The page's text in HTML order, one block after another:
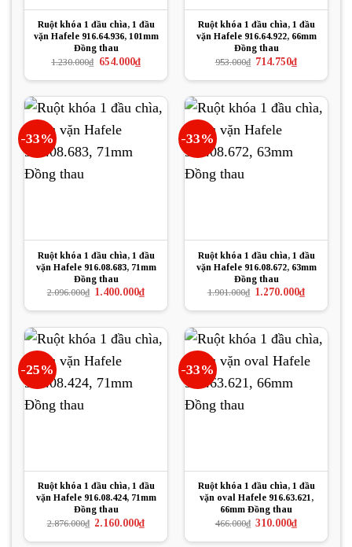
Ruột khóa 1 đầu chìa, 1 đầu
vặn Hafele 916.64.936, 101mm
Đồng thau
1.230.000₫ Giá
là:
654.000₫Giá
hiện
tại
654.000₫.
Ruột khóa 1 đầu chìa, 1 đầu
vặn Hafele 916.64.922, 66mm
Đồng thau
953.000₫ Giá
là:
714.750₫Giá
hiện
tại
714.750₫.
-33%
Ruột khóa 1 đầu chìa, 1 đầu
vặn Hafele 916.08.683, 71mm
Đồng thau
2.096.000₫ Giá
là:
1.400.000₫Giá
hiện
tại
1.400.000₫.
-33%
Ruột khóa 1 đầu chìa, 1 đầu
vặn Hafele 916.08.672, 63mm
Đồng thau
1.901.000₫ Giá
là:
1.270.000₫Giá
hiện
tại
1.270.000₫.
-25%
Ruột khóa 1 đầu chìa, 1 đầu
vặn Hafele 916.08.424, 71mm
Đồng thau
2.876.000₫ Giá
là:
2.160.000₫Giá
hiện
tại
-33%
Ruột khóa 1 đầu chìa, 1 đầu
vặn oval Hafele 916.63.621,
66mm Đồng thau
466.000₫ Giá
là:
310.000₫Giá
hiện
tại